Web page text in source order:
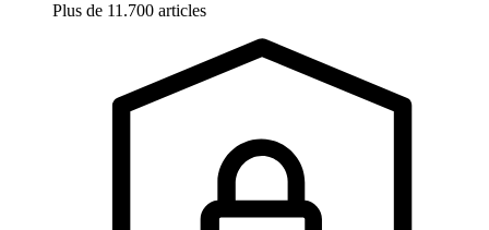
Plus de 11.700 articles